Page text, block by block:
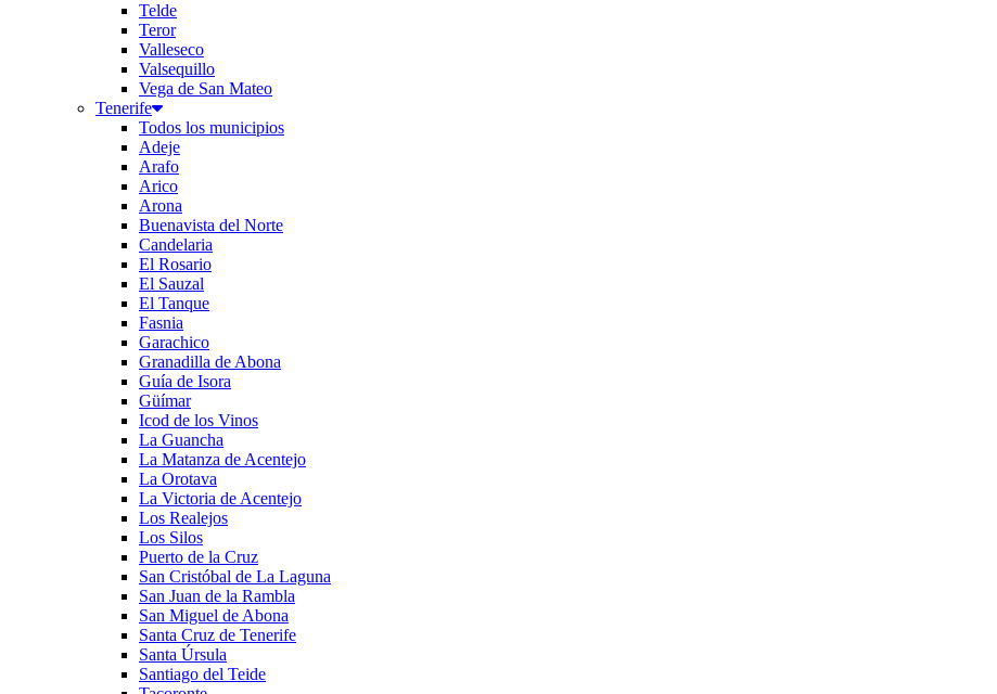
Telde
Teror
Valleseco
Valsequillo
Vega de San Mateo
Tenerife
Todos los municipios
Adeje
Arafo
Arico
Arona
Buenavista del Norte
Candelaria
El Rosario
El Sauzal
El Tanque
Fasnia
Garachico
Granadilla de Abona
Guía de Isora
Güímar
Icod de los Vinos
La Guancha
La Matanza de Acentejo
La Orotava
La Victoria de Acentejo
Los Realejos
Los Silos
Puerto de la Cruz
San Cristóbal de La Laguna
San Juan de la Rambla
San Miguel de Abona
Santa Cruz de Tenerife
Santa Úrsula
Santiago del Teide